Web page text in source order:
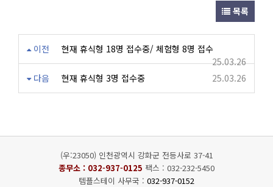
목록
이전
현재 휴식형 18명 접수중/ 체험형 8명 접수
25.03.26
다음
현재 휴식형 3명 접수중 25.03.26
(우:23050) 인천광역시 강화군 전등사로 37-41
종무소 : 032-937-0125 팩스 : 032-232-5450
템플스테이 사무국 : 032-937-0152